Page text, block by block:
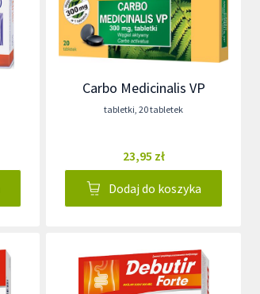
Carbo Medicinalis VP
tabletki, 20 tabletek
23,95 zł
Dodaj do koszyka